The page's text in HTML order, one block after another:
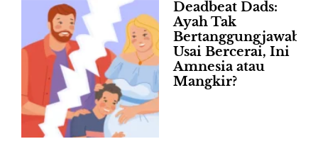
Deadbeat Dads:
Ayah Tak
Bertanggungjawab
Usai Bercerai, Ini
Amnesia atau
Mangkir?